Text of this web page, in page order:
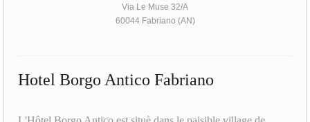
Via Le Muse 32/A
60044 Fabriano (AN)
Hotel Borgo Antico Fabriano